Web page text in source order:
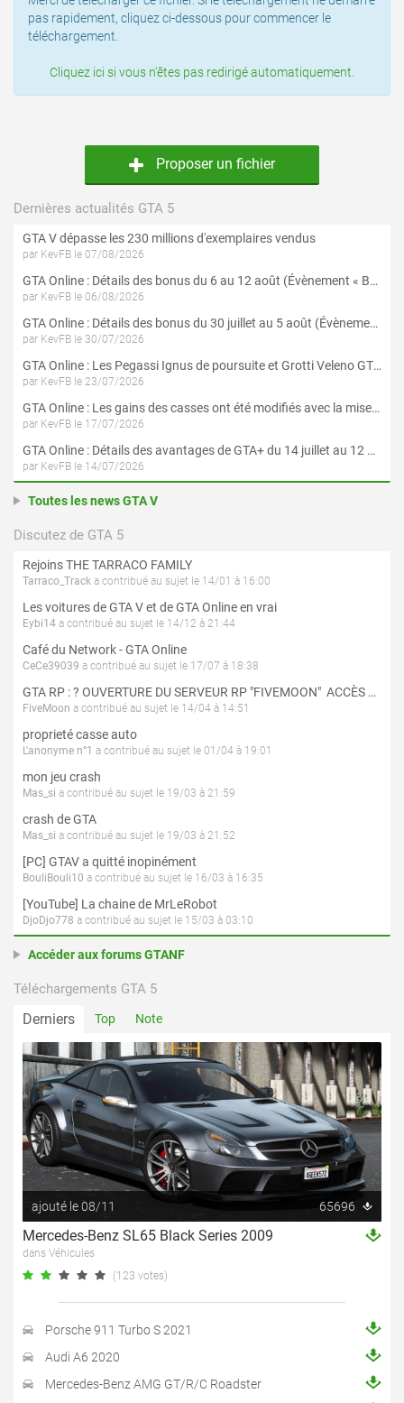
pas rapidement, cliquez ci-dessous pour commencer le
téléchargement.
Cliquez ici si vous n'êtes pas redirigé automatiquement.
Proposer un fichier
Dernières actualités GTA 5
GTA V dépasse les 230 millions d'exemplaires vendus
par KevFB le 07/08/2026
GTA Online : Détails des bonus du 6 au 12 août (Évènement « Braquages de l'été » - Suite et fin)
par KevFB le 06/08/2026
GTA Online : Détails des bonus du 30 juillet au 5 août (Évènement « Braquages d'été »)
par KevFB le 30/07/2026
GTA Online : Les Pegassi Ignus de poursuite et Grotti Veleno GT sont maintenant disponibles
par KevFB le 23/07/2026
GTA Online : Les gains des casses ont été modifiés avec la mise à jour « Le Braquage du Kortz Center »
par KevFB le 17/07/2026
GTA Online : Détails des avantages de GTA+ du 14 juillet au 12 août
par KevFB le 14/07/2026
Toutes les news GTA V
Discutez de GTA 5
Rejoins THE TARRACO FAMILY
Tarraco_Track a contribué au sujet le 14/01 à 16:00
Les voitures de GTA V et de GTA Online en vrai
Eybi14 a contribué au sujet le 14/12 à 21:44
Café du Network - GTA Online
CeCe39039 a contribué au sujet le 17/07 à 18:38
GTA RP : ? OUVERTURE DU SERVEUR RP "FIVEMOON"  ACCÈS LIBRE ?
FiveMoon a contribué au sujet le 14/04 à 14:51
proprieté casse auto
L'anonyme n°1 a contribué au sujet le 01/04 à 19:01
mon jeu crash
Mas_si a contribué au sujet le 19/03 à 21:59
crash de GTA
Mas_si a contribué au sujet le 19/03 à 21:52
[PC] GTAV a quitté inopinément
BouliBouli10 a contribué au sujet le 16/03 à 16:35
[YouTube] La chaine de MrLeRobot
DjoDjo778 a contribué au sujet le 15/03 à 03:10
Accéder aux forums GTANF
Téléchargements GTA 5
Derniers Top Note
ajouté le 08/11 65696
Mercedes-Benz SL65 Black Series 2009
dans Véhicules
(123 votes)
Porsche 911 Turbo S 2021
Audi A6 2020
Mercedes-Benz AMG GT/R/C Roadster